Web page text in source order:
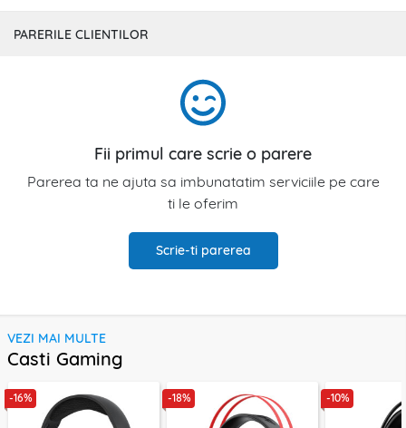
PARERILE CLIENTILOR
Fii primul care scrie o parere
Parerea ta ne ajuta sa imbunatatim serviciile pe care
ti le oferim
Scrie-ti parerea
VEZI MAI MULTE
Casti Gaming
-16% -18% -10%